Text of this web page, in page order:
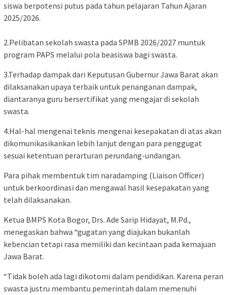
siswa berpotensi putus pada tahun pelajaran Tahun Ajaran
2025/2026.
2.Pelibatan sekolah swasta pada SPMB 2026/2027 muntuk
program PAPS melalui pola beasiswa bagi swasta.
3.Terhadap dampak dari Keputusan Gubernur Jawa Barat akan
dilaksanakan upaya terbaik untuk penanganan dampak,
diantaranya guru bersertifikat yang mengajar di sekolah
swasta.
4.Hal-hal mengenai teknis mengenai kesepakatan di atas akan
dikomunikasikankan lebih lanjut dengan para penggugat
sesuai ketentuan perarturan perundang-undangan.
Para pihak membentuk tim naradamping (Liaison Officer)
untuk berkoordinasi dan mengawal hasil kesepakatan yang
telah dilaksanakan.
Ketua BMPS Kota Bogor, Drs. Ade Sarip Hidayat, M.Pd.,
menegaskan bahwa “gugatan yang diajukan bukanlah
kebencian tetapi rasa memiliki dan kecintaan pada kemajuan
Jawa Barat.
“Tidak boleh ada lagi dikotomi dalam pendidikan. Karena peran
swasta justru membantu pemerintah dalam memenuhi